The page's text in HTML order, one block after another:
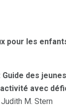
pour les
des
avec
M. Stern